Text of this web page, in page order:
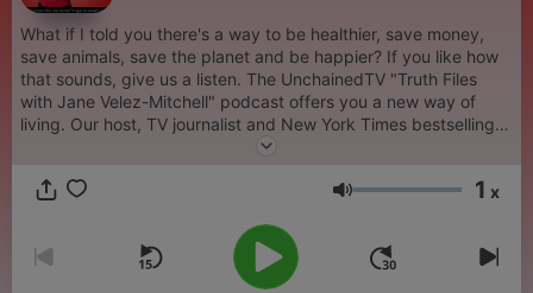
What if I told you there's a way to be healthier, save money,
save animals, save the planet and be happier? If you like how
that sounds, give us a listen. The UnchainedTV "Truth Files
with Jane Velez-Mitchell" podcast offers you a new way of
living. Our host, TV journalist and New York Times bestselling
author Jane Velez-Mitchell, helps you turn on the lightbulb and
joyous, sustainable, healthy, fun way of living right under our
it in your daily choices. You might say, the solution to so many
of the world's problems is right on your plate. Visit:
https://watch.unchainedtv.com/browse for more info.
Ses 1 x